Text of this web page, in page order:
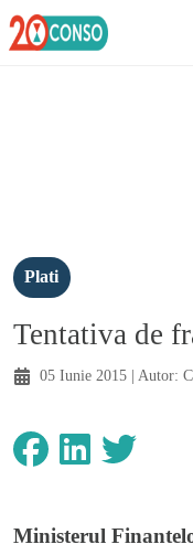
Plati
Tentativa de
05 Iunie 2015 | Autor:
Ministerul